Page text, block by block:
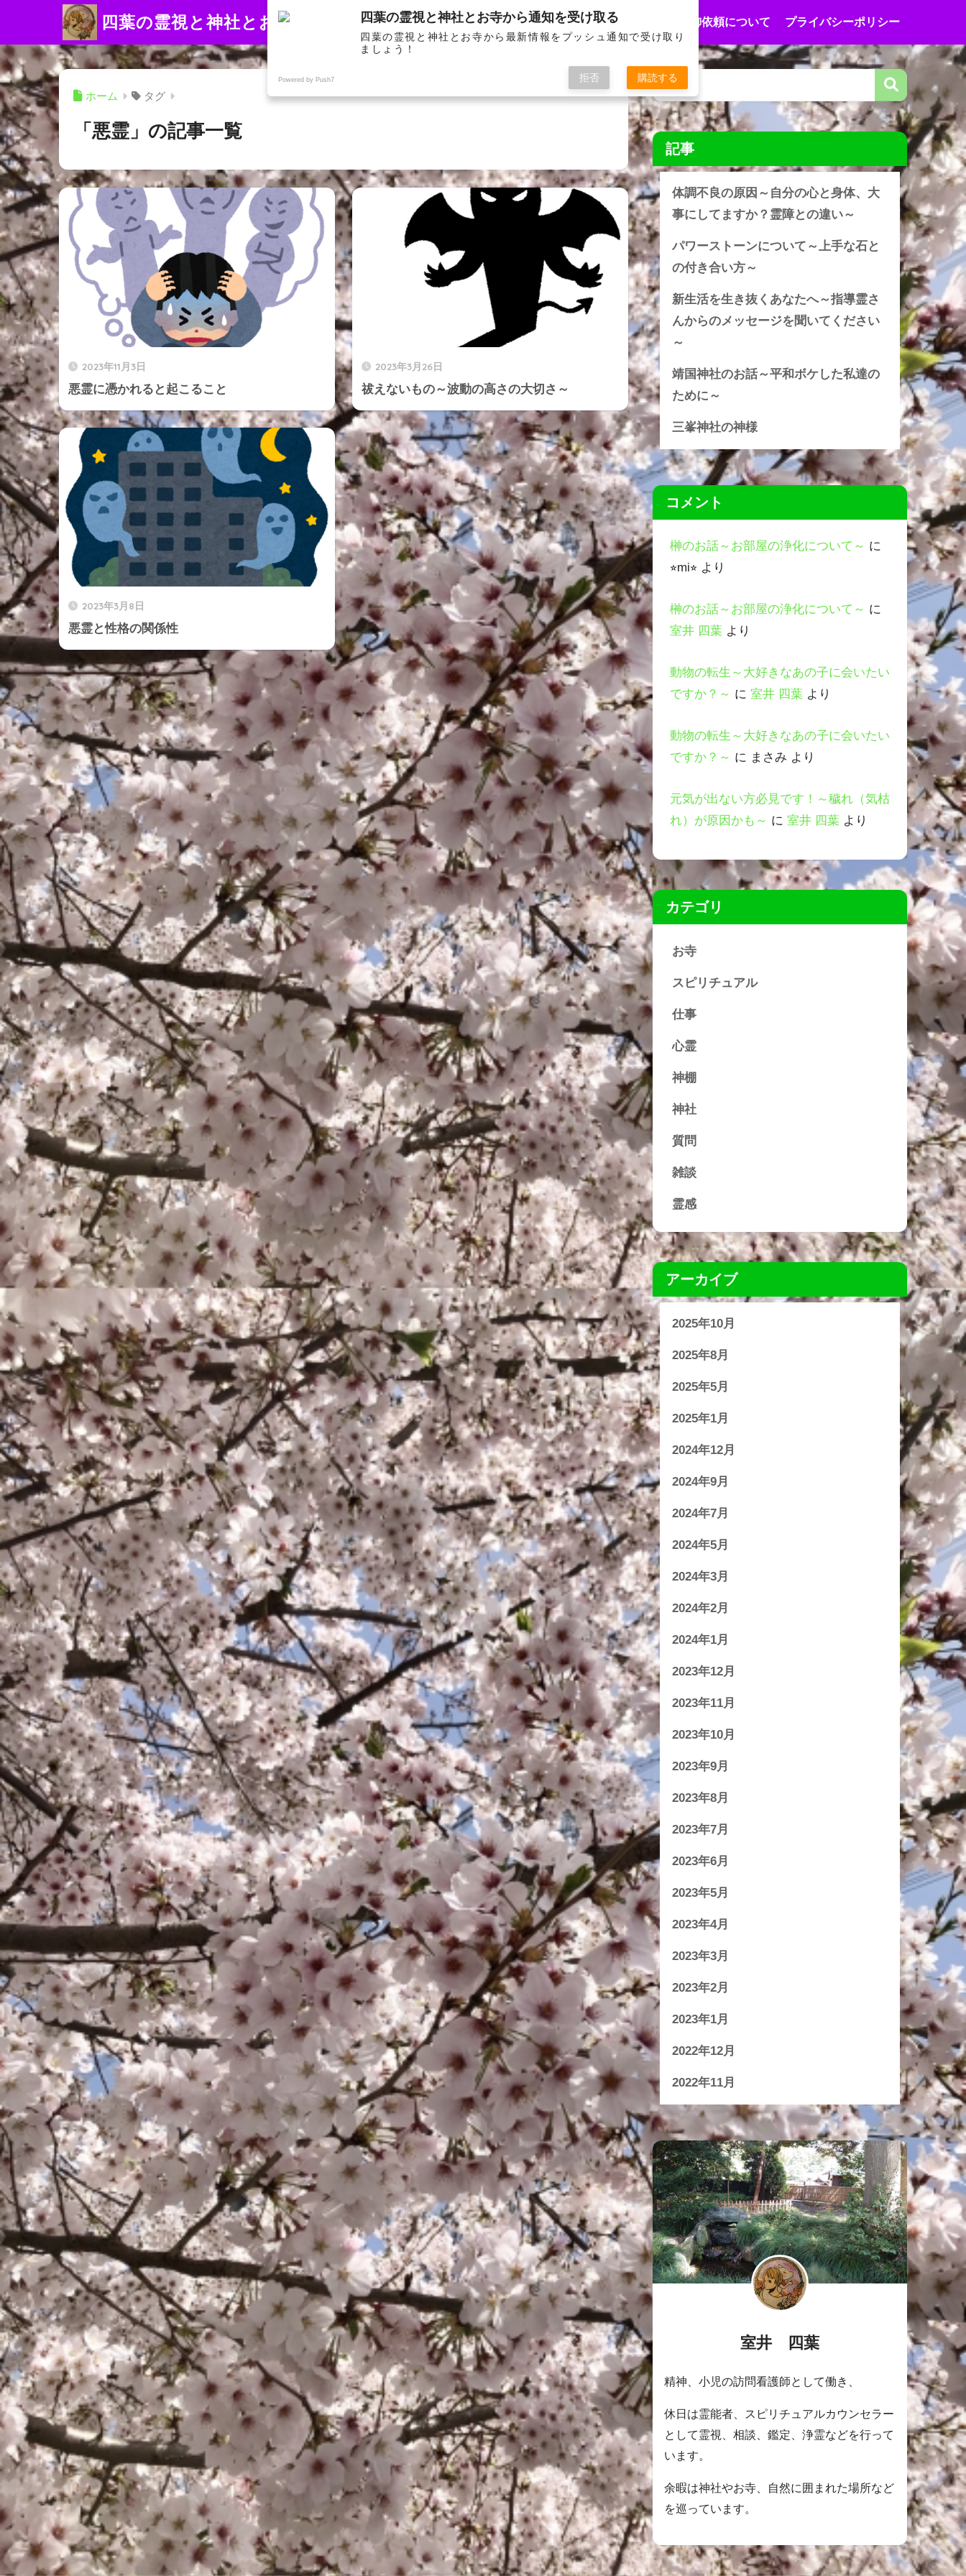
四葉の霊視と神社とお寺 お問い合わせ 御依頼について プライバシーポリシー
ホーム タグ
「悪霊」の記事一覧
2023年11月3日
悪霊に憑かれると起こること
2023年3月26日
祓えないもの～波動の高さの大切さ～
2023年3月8日
悪霊と性格の関係性
記事
体調不良の原因～自分の心と身体、大
事にしてますか？霊障との違い～
パワーストーンについて～上手な石と
の付き合い方～
新生活を生き抜くあなたへ～指導霊さ
んからのメッセージを聞いてください
～
靖国神社のお話～平和ボケした私達の
ために～
三峯神社の神様
コメント
榊のお話～お部屋の浄化について～ に
⭐︎mi⭐︎ より
榊のお話～お部屋の浄化について～ に
室井 四葉 より
動物の転生～大好きなあの子に会いたい
ですか？～ に 室井 四葉 より
動物の転生～大好きなあの子に会いたい
ですか？～ に まさみ より
元気が出ない方必見です！～穢れ（気枯
れ）が原因かも～ に 室井 四葉 より
カテゴリ
お寺
スピリチュアル
仕事
心霊
神棚
神社
質問
雑談
霊感
アーカイブ
2025年10月
2025年8月
2025年5月
2025年1月
2024年12月
2024年9月
2024年7月
2024年5月
2024年3月
2024年2月
2024年1月
2023年12月
2023年11月
2023年10月
2023年9月
2023年8月
2023年7月
2023年6月
2023年5月
2023年4月
2023年3月
2023年2月
2023年1月
2022年12月
2022年11月
室井 四葉
精神、小児の訪問看護師として働き、
休日は霊能者、スピリチュアルカウンセラー
として霊視、相談、鑑定、浄霊などを行って
います。
余暇は神社やお寺、自然に囲まれた場所など
を巡っています。
四葉の霊視と神社とお寺から通知を受け取る
四葉の霊視と神社とお寺から最新情報をプッシュ通知で受け取り
ましょう！
Powered by Push7 拒否 購読する